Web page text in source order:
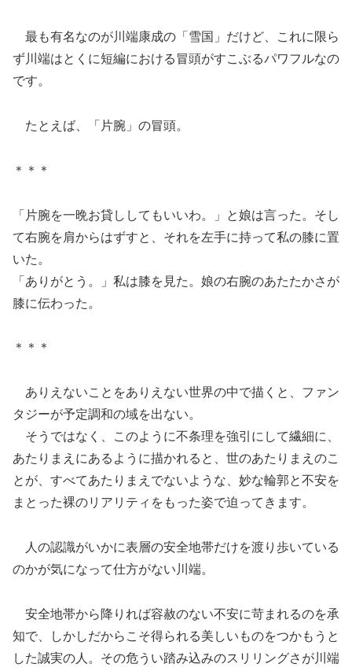
最も有名なのが川端康成の「雪国」だけど、これに限ら
ず川端はとくに短編における冒頭がすこぶるパワフルなの
です。
たとえば、「片腕」の冒頭。
＊＊＊
「片腕を一晩お貸ししてもいいわ。」と娘は言った。そし
て右腕を肩からはずすと、それを左手に持って私の膝に置
いた。
「ありがとう。」私は膝を見た。娘の右腕のあたたかさが
膝に伝わった。
＊＊＊
ありえないことをありえない世界の中で描くと、ファン
タジーが予定調和の域を出ない。
そうではなく、このように不条理を強引にして繊細に、
あたりまえにあるように描かれると、世のあたりまえのこ
とが、すべてあたりまえでないような、妙な輪郭と不安を
まとった裸のリアリティをもった姿で迫ってきます。
人の認識がいかに表層の安全地帯だけを渡り歩いている
のかが気になって仕方がない川端。
安全地帯から降りれば容赦のない不安に苛まれるのを承
知で、しかしだからこそ得られる美しいものをつかもうと
した誠実の人。その危うい踏み込みのスリリングさが川端